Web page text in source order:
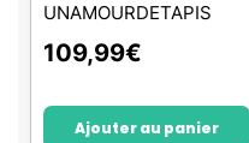
UNAMOURDETAPIS
109,99€
Ajouter au panier